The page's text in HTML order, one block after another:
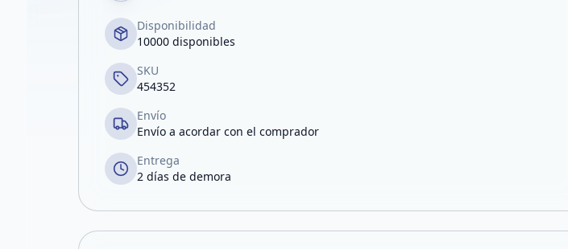
Disponibilidad
10000 disponibles
SKU
454352
Envío
Envío a acordar con el comprador
Entrega
2 días de demora